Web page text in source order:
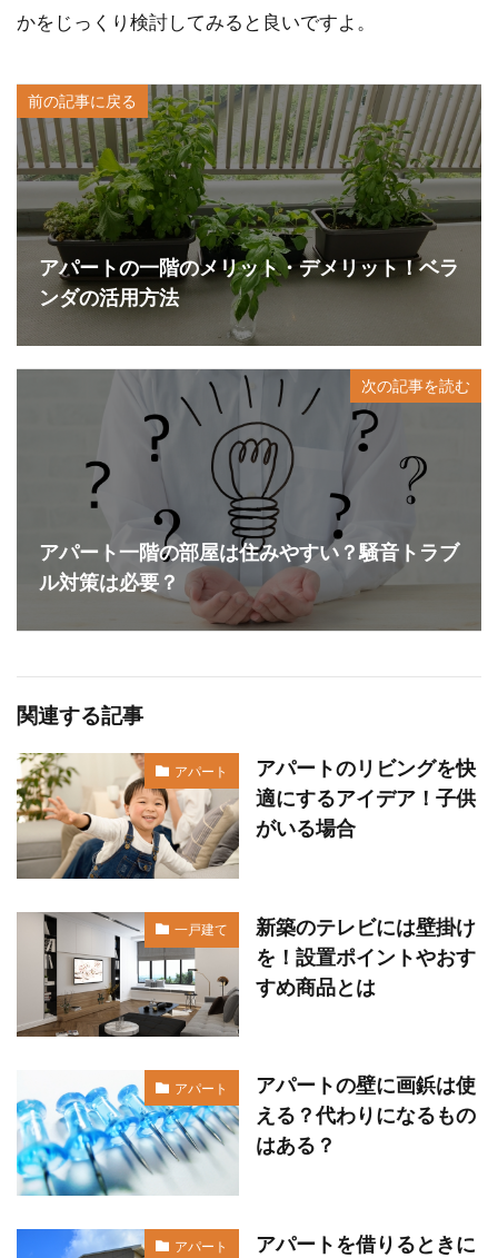
かをじっくり検討してみると良いですよ。
前の記事に戻る
アパートの一階のメリット・デメリット！ベラ
ンダの活用方法
次の記事を読む
アパート一階の部屋は住みやすい？騒音トラブ
ル対策は必要？
関連する記事
アパート
アパートのリビングを快
適にするアイデア！子供
がいる場合
一戸建て
新築のテレビには壁掛け
を！設置ポイントやおす
すめ商品とは
アパート
アパートの壁に画鋲は使
える？代わりになるもの
はある？
アパート
アパートを借りるときに